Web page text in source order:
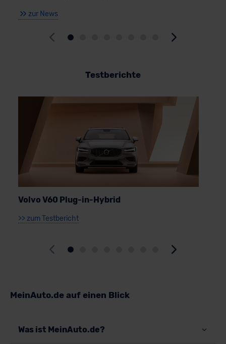
zur News
Testberichte
Volvo V60 Plug-in-Hybrid
>> zum Testbericht
MeinAuto.de auf einen Blick
Was ist MeinAuto.de?